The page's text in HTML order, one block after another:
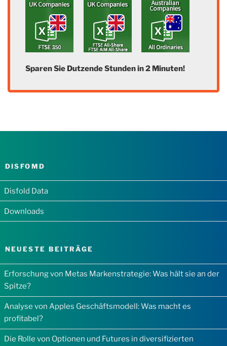
Sparen Sie Dutzende Stunden in 2 Minuten!
DISFOMD
Disfold Data
Downloads
NEUESTE BEITRÄGE
Erforschung von Metas Markenstrategie: Was hält sie an der
Spitze?
Analyse von Apples Geschäftsmodell: Was macht es
profitabel?
Die Rolle von Optionen und Futures in diversifizierten